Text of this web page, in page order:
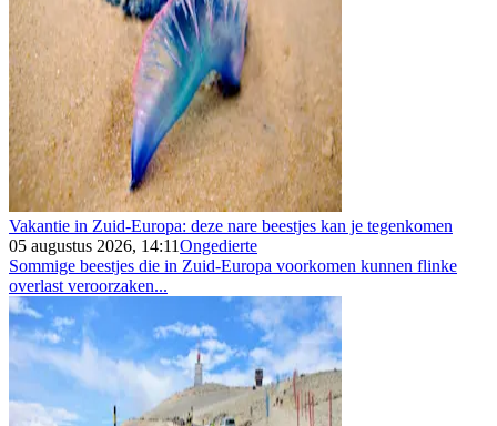
Vakantie in Zuid-Europa: deze nare beestjes kan je tegenkomen
05 augustus 2026, 14:11Ongedierte
Sommige beestjes die in Zuid-Europa voorkomen kunnen flinke
overlast veroorzaken...